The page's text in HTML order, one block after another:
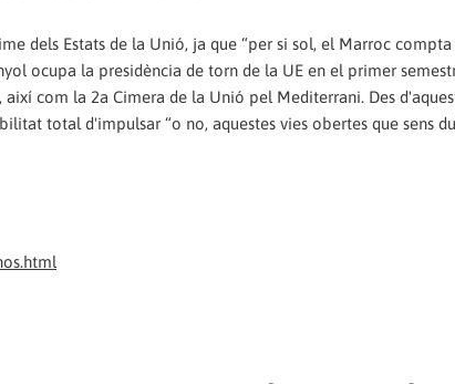
dels Estats de la Unió, ja que “per si sol, el Marroc
ocupa la presidència de torn de la UE en el primer
com la 2a Cimera de la Unió pel Mediterrani. Des
total d'impulsar “o no, aquestes vies obertes que sens